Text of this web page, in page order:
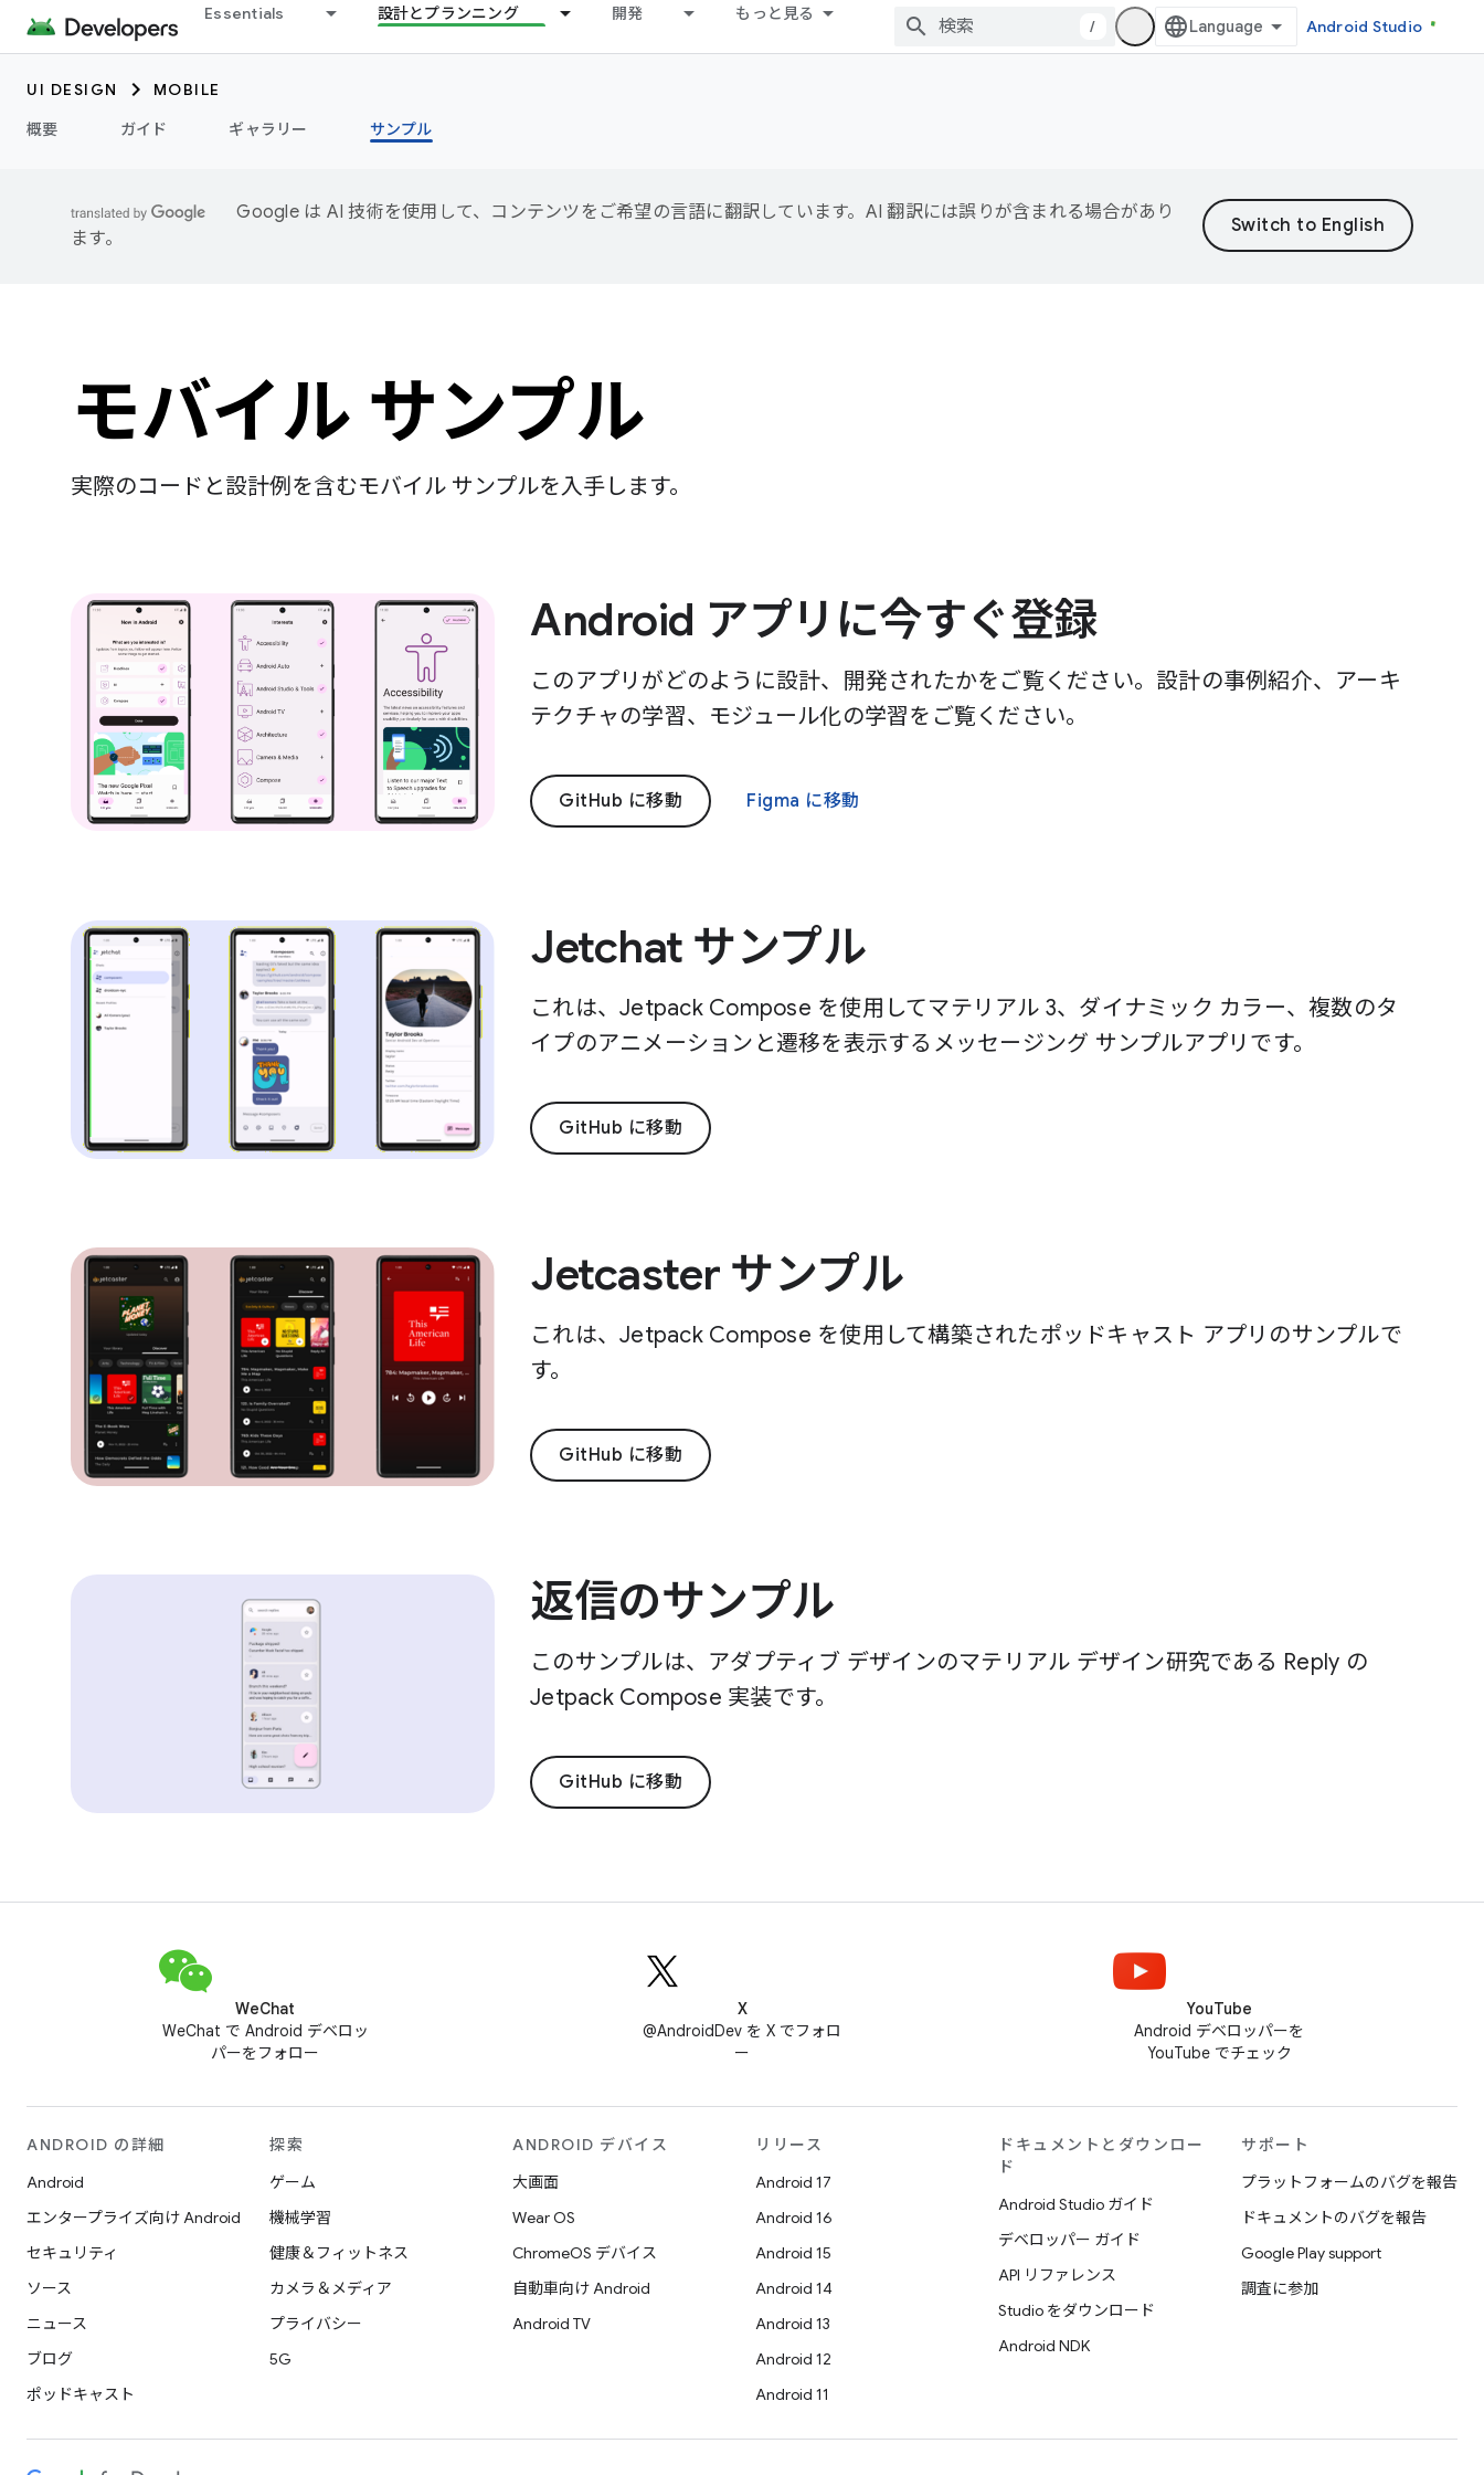
Essentials 設計とプランニング 開発 もっと見る
/ Android Studio
UI DESIGN
MOBILE
概要
ガイド ギャラリー サンプル
Google は AI 技術を使用して、コンテンツをご希望の言語に翻訳しています。AI 翻訳には誤りが含まれる場合があり
ます。
モバイル サンプル
実際のコードと設計例を含むモバイル サンプルを入手します。
Android アプリに今すぐ登録
このアプリがどのように設計、開発されたかをご覧ください。設計の事例紹介、アーキ
テクチャの学習、モジュール化の学習をご覧ください。
GitHub に移動 Figma に移動
Jetchat サンプル
これは、Jetpack Compose を使用してマテリアル 3、ダイナミック カラー、複数のタ
イプのアニメーションと遷移を表示するメッセージング サンプルアプリです。
GitHub に移動
Jetcaster サンプル
これは、Jetpack Compose を使用して構築されたポッドキャスト アプリのサンプルで
す。
GitHub に移動
返信のサンプル
このサンプルは、アダプティブ デザインのマテリアル デザイン研究である Reply の
Jetpack Compose 実装です。
GitHub に移動
WeChat
WeChat で Android デベロッ
パーをフォロー
X
@AndroidDev を X でフォロ
ー
YouTube
Android デベロッパーを
YouTube でチェック
ANDROID の詳細
Android
エンタープライズ向け Android
セキュリティ
ソース
ニュース
ブログ
ポッドキャスト
探索
ゲーム
機械学習
健康＆フィットネス
カメラ＆メディア
プライバシー
5G
ANDROID デバイス
大画面
Wear OS
ChromeOS デバイス
自動車向け Android
Android TV
リリース
Android 17
Android 16
Android 15
Android 14
Android 13
Android 12
Android 11
ドキュメントとダウンロー
ド
Android Studio ガイド
デベロッパー ガイド
API リファレンス
Studio をダウンロード
Android NDK
サポート
プラットフォームのバグを報告
ドキュメントのバグを報告
Google Play support
調査に参加